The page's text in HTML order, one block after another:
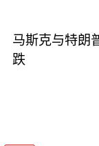
马斯克与特朗
跌